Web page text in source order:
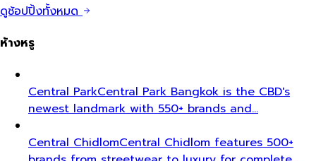
ดูช้อปปิ้งทั้งหมด
ห้างหรู
Central ParkCentral Park Bangkok is the CBD's
newest landmark with 550+ brands and…
Central ChidlomCentral Chidlom features 500+